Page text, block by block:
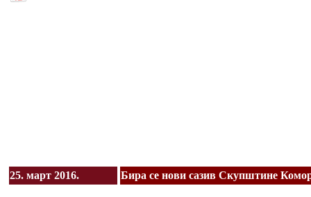
25. март 2016. Бира се нови сазив Скупштине